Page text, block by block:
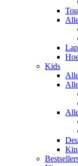
Kids